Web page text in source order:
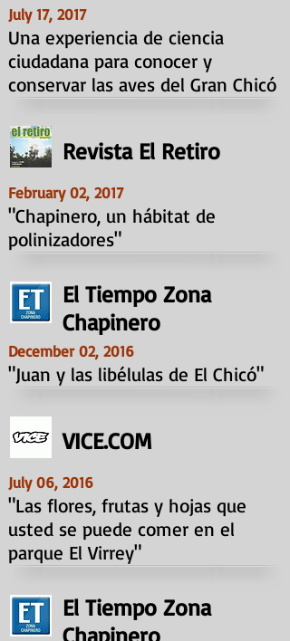
July 17, 2017
Una experiencia de ciencia
ciudadana para conocer y
conservar las aves del Gran Chicó
Revista El Retiro
February 02, 2017
"Chapinero, un hábitat de
polinizadores"
El Tiempo Zona
Chapinero
December 02, 2016
"Juan y las libélulas de El Chicó"
VICE.COM
July 06, 2016
"Las flores, frutas y hojas que
usted se puede comer en el
parque El Virrey"
El Tiempo Zona
Chapinero